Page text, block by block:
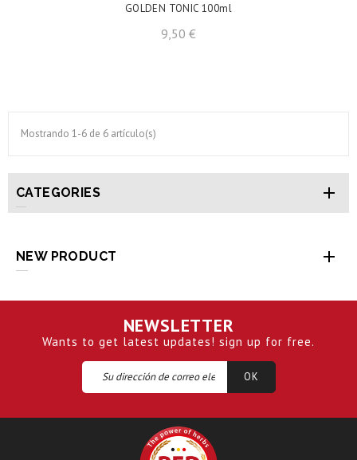
GOLDEN TONIC 100ml
9,50 €
Mostrando 1-6 de 6 artículo(s)
CATEGORIES 
NEW PRODUCT 
NEWSLETTER
Wants to get latest updates! sign up for free.